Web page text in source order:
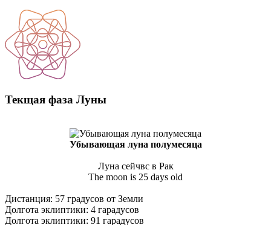
Текщая фаза Луны
Убывающая луна полумесяца
Луна сейчвс в Рак
The moon is 25 days old
Дистанция: 57 градусов от Земли
Долгота эклиптики: 4 гарадусов
Долгота эклиптики: 91 гарадусов